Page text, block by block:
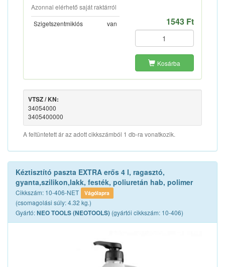
Azonnal elérhető saját raktárról
Szigetszentmiklós
van 1543 Ft
Kosárba
VTSZ / KN:
34054000
3405400000
A feltüntetett ár az adott cikkszámból 1 db-ra vonatkozik.
Kéztisztító paszta EXTRA erős 4 l, ragasztó,
gyanta,szilikon,lakk, festék, poliuretán hab, polimer
Cikkszám: 10-406-NET Vágólapra
(csomagolási súly: 4.32 kg.)
Gyártó:NEO TOOLS (NEOTOOLS) (gyártói cikkszám: 10-406)